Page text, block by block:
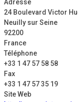
Adresse
24 Boulevard Victor
Neuilly sur Seine
92200
France
Téléphone
+33 1 47 57 58 58
Fax
+33 1 47 57 35 19
Site Web